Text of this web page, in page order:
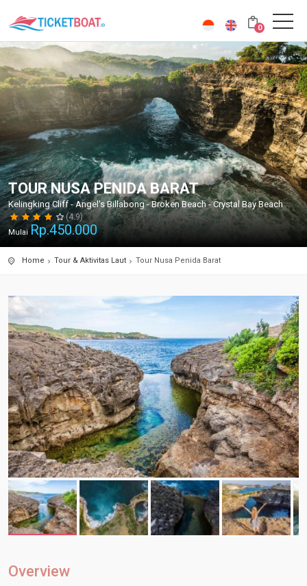
0
TOUR NUSA PENIDA BARAT
Kelingking Cliff - Angel's Billabong - Broken Beach - Crystal Bay Beach
(4.9)
Mulai Rp.450.000
Home Tour & Aktivitas Laut Tour Nusa Penida Barat
Overview